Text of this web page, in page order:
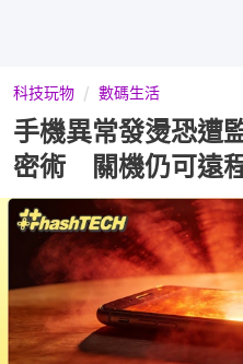
科技玩物 數碼生活
手機異常發燙恐遭
密術 關機仍可遠